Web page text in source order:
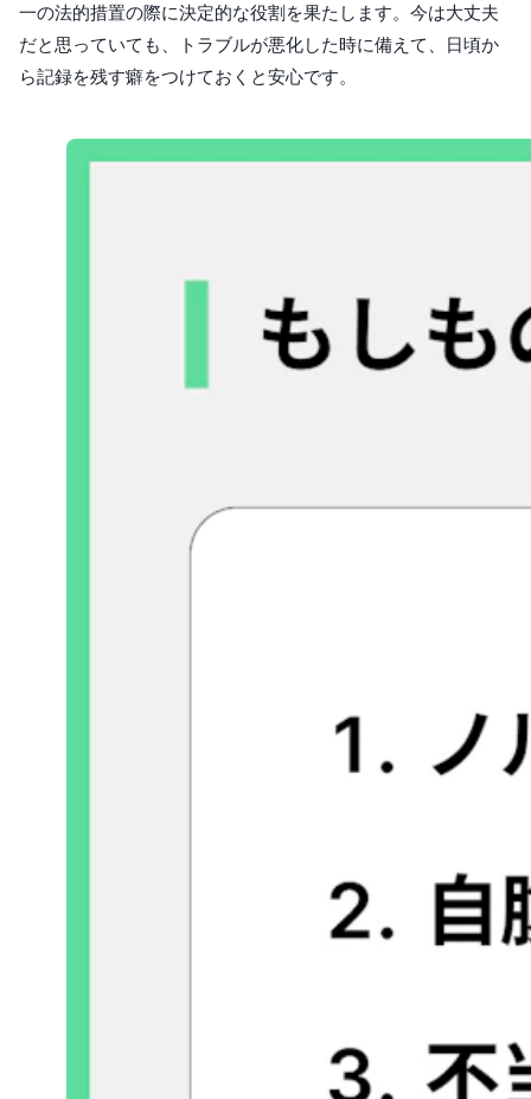
一の法的措置の際に決定的な役割を果たします。今は大丈夫
だと思っていても、トラブルが悪化した時に備えて、日頃か
ら記録を残す癖をつけておくと安心です。